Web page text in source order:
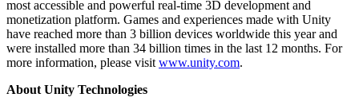
most accessible and powerful real-time 3D development and
monetization platform. Games and experiences made with Unity
have reached more than 3 billion devices worldwide this year and
were installed more than 34 billion times in the last 12 months. For
more information, please visit www.unity.com.
About Unity Technologies